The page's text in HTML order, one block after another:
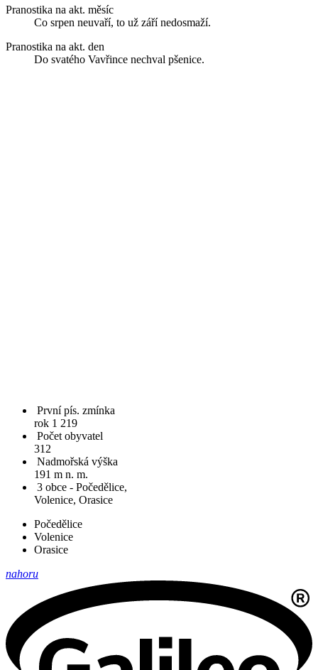
Pranostika na akt. měsíc
Co srpen neuvaří, to už září nedosmaží.
Pranostika na akt. den
Do svatého Vavřince nechval pšenice.
První pís. zmínka
rok 1 219
Počet obyvatel
312
Nadmořská výška
191 m n. m.
3 obce - Počedělice,
Volenice, Orasice
Počedělice
Volenice
Orasice
nahoru